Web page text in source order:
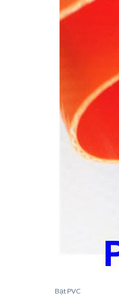
Bạt PVC